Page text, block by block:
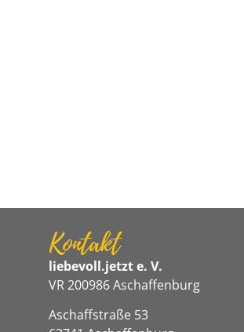
Kontakt
liebevoll.jetzt e. V.
VR 200986 Aschaffenburg
Aschaffstraße 53